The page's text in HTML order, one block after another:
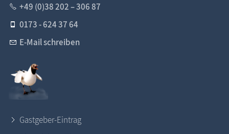
+49 (0)38 202 – 306 87
0173 - 624 37 64
E-Mail schreiben
Gastgeber-Eintrag